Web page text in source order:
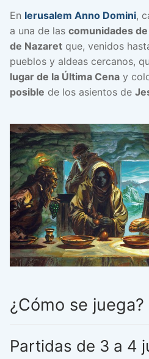
En Ierusalem Anno Domini,
a una de las comunidades
de Nazaret que, venidos
pueblos y aldeas cercanos,
lugar de la Última Cena y
posible de los asientos de
¿Cómo se juega?
Partidas de 3 a 4